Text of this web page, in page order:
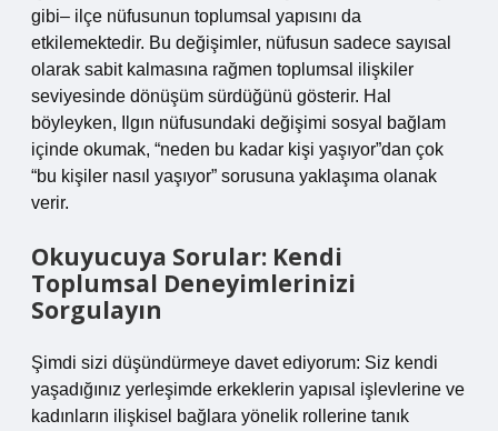
gibi– ilçe nüfusunun toplumsal yapısını da
etkilemektedir. Bu değişimler, nüfusun sadece sayısal
olarak sabit kalmasına rağmen toplumsal ilişkiler
seviyesinde dönüşüm sürdüğünü gösterir. Hal
böyleyken, Ilgın nüfusundaki değişimi sosyal bağlam
içinde okumak, “neden bu kadar kişi yaşıyor”dan çok
“bu kişiler nasıl yaşıyor” sorusuna yaklaşıma olanak
verir.
Okuyucuya Sorular: Kendi
Toplumsal Deneyimlerinizi
Sorgulayın
Şimdi sizi düşündürmeye davet ediyorum: Siz kendi
yaşadığınız yerleşimde erkeklerin yapısal işlevlerine ve
kadınların ilişkisel bağlara yönelik rollerine tanık